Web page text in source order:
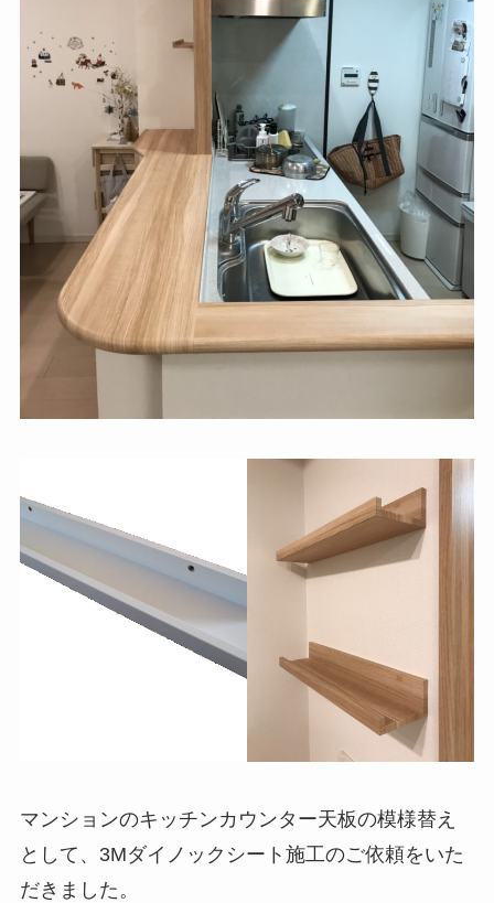
マンションのキッチンカウンター天板の模様替え
として、3Mダイノックシート施工のご依頼をいた
だきました。